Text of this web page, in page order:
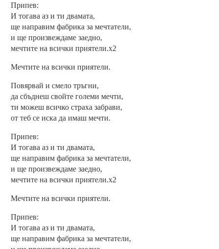
Припев:
И тогава аз и ти двамата,
ще направим фабрика за мечтатели,
и ще произвеждаме заедно,
мечтите на всички приятели.x2
Мечтите на всички приятели.
Повярвай и смело тръгни,
да сбъднеш свойте големи мечти,
ти можеш всичко страха забрави,
от теб се иска да имаш мечти.
Припев:
И тогава аз и ти двамата,
ще направим фабрика за мечтатели,
и ще произвеждаме заедно,
мечтите на всички приятели.x2
Мечтите на всички приятели.
Припев:
И тогава аз и ти двамата,
ще направим фабрика за мечтатели,